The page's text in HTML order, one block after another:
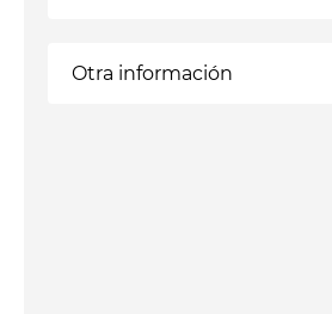
Otra información